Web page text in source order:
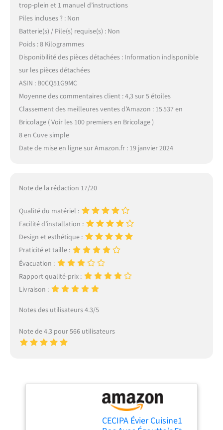
trop-plein et 1 manuel d’instructions
Piles incluses ? : Non
Batterie(s) / Pile(s) requise(s) : Non
Poids : 8 Kilogrammes
Disponibilité des pièces détachées : Information indisponible
sur les pièces détachées
ASIN : B0CQ51G9MC
Moyenne des commentaires client : 4,3 sur 5 étoiles
Classement des meilleures ventes d’Amazon : 15 537 en
Bricolage ( Voir les 100 premiers en Bricolage )
8 en Cuve simple
Date de mise en ligne sur Amazon.fr : 19 janvier 2024
Note de la rédaction 17/20
Qualité du matériel :
Facilité d’installation :
Design et esthétique :
Praticité et taille :
Évacuation :
Rapport qualité-prix :
Livraison :
Notes des utilisateurs 4.3/5
Note de 4.3 pour 566 utilisateurs
CECIPA Évier Cuisine1